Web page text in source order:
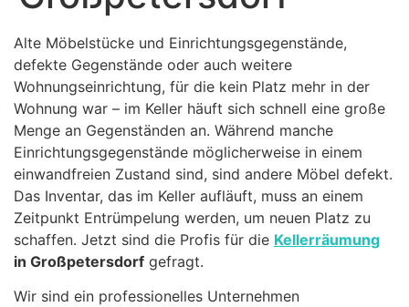
Alte Möbelstücke und Einrichtungsgegenstände,
defekte Gegenstände oder auch weitere
Wohnungseinrichtung, für die kein Platz mehr in der
Wohnung war – im Keller häuft sich schnell eine große
Menge an Gegenständen an. Während manche
Einrichtungsgegenstände möglicherweise in einem
einwandfreien Zustand sind, sind andere Möbel defekt.
Das Inventar, das im Keller aufläuft, muss an einem
Zeitpunkt Entrümpelung werden, um neuen Platz zu
schaffen. Jetzt sind die Profis für die Kellerräumung
in Großpetersdorf gefragt.
Wir sind ein professionelles Unternehmen